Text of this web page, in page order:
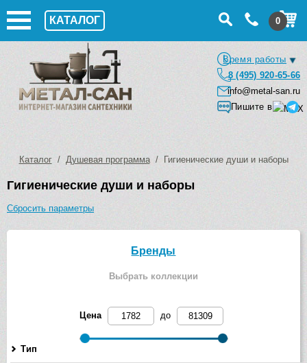
КАТАЛОГ 0
Время работы
8 (495) 920-65-66
info@metal-san.ru
Пишите в
Каталог/ Душевая программа/ Гигиенические души и наборы
Гигиенические души и наборы
Сбросить параметры
Бренды
Выбрать коллекции
Цена до
Тип